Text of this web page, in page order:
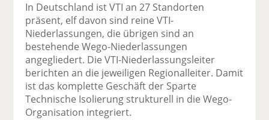
In Deutschland ist VTI an 27 Standorten
präsent, elf davon sind reine VTI-
Niederlassungen, die übrigen sind an
bestehende Wego-Niederlassungen
angegliedert. Die VTI-Niederlassungsleiter
berichten an die jeweiligen Regionalleiter. Damit
ist das komplette Geschäft der Sparte
Technische Isolierung strukturell in die Wego-
Organisation integriert.